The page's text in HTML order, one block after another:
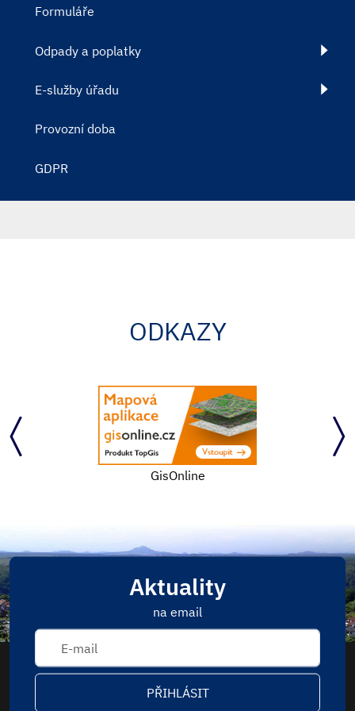
Formuláře
Odpady a poplatky
E-služby úřadu
Provozní doba
GDPR
ODKAZY
GisOnline
Aktuality
na email
PŘIHLÁSIT